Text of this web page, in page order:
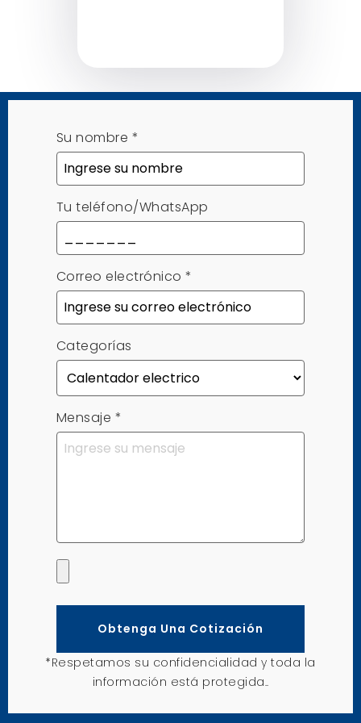
Su nombre *
Tu teléfono/WhatsApp
Correo electrónico *
Categorías
Mensaje *
Obtenga Una Cotización
*Respetamos su confidencialidad y toda la
información está protegida..